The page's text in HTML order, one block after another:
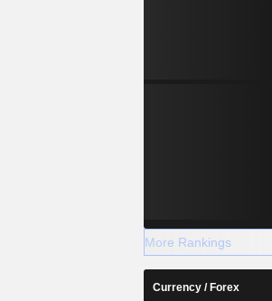
More Rankings
Currency / Forex